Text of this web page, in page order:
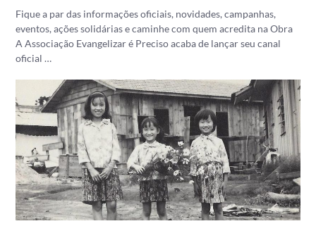
Fique a par das informações oficiais, novidades, campanhas,
eventos, ações solidárias e caminhe com quem acredita na Obra
A Associação Evangelizar é Preciso acaba de lançar seu canal
oficial …